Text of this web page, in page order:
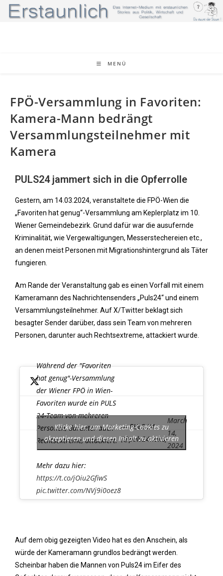
MENÜ
FPÖ-Versammlung in Favoriten:
Kamera-Mann bedrängt
Versammlungsteilnehmer mit
Kamera
PULS24 jammert sich in die Opferrolle
Gestern, am 14.03.2024, veranstaltete die FPÖ-Wien die
„Favoriten hat genug“-Versammlung am Keplerplatz im 10.
Wiener Gemeindebezirk. Grund dafür war die ausufernde
Kriminalität, wie Vergewaltigungen, Messerstechereien etc.,
an denen meist Personen mit Migrationshintergrund als Täter
fungieren.
Am Rande der Veranstaltung gab es einen Vorfall mit einem
Kameramann des Nachrichtensenders „Puls24“ und einem
Versammlungsteilnehmer. Auf X/Twitter beklagt sich
besagter Sender darüber, dass sein Team von mehreren
Personen, darunter auch Rechtsextreme, attackiert wurde.
Während der "Favoriten
hat genug"-Versammlung
der Wiener FPÖ in Wien-
Favoriten wurde ein PULS
24-Team von mehreren
Personen, darunter auch
Rechtsextreme, attackiert.
Mehr dazu hier:
https://t.co/jOiu2GfiwS
pic.twitter.com/NVj9i0oez8
— PULS 24
(@puls24news)
March
14,
2024
Klicke hier, um Marketing-Cookies zu
akzeptieren und diesen Inhalt zu aktivieren
Auf dem obig gezeigten Video hat es den Anschein, als
würde der Kameramann grundlos bedrängt werden.
Scheinbar haben die Mannen von Puls24 im Eifer des